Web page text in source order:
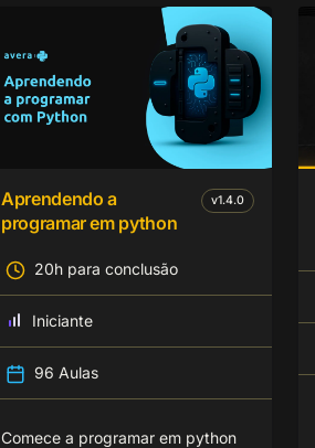
Aprendendo a
programar em python
v1.4.0
20h para conclusão
Iniciante
96 Aulas
Comece a programar em python